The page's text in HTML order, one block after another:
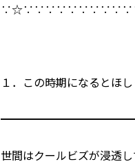
１．この時期になるとほ
世間はクールビズが浸透